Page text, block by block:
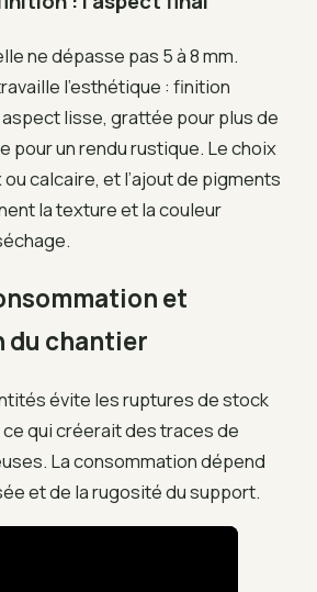
ne dépasse pas 5 à 8 mm.
l’esthétique : finition
lisse, grattée pour plus de
pour un rendu rustique. Le choix
calcaire, et l’ajout de pigments
la texture et la couleur
et
du chantier
évite les ruptures de stock
qui créerait des traces de
La consommation dépend
et de la rugosité du support.